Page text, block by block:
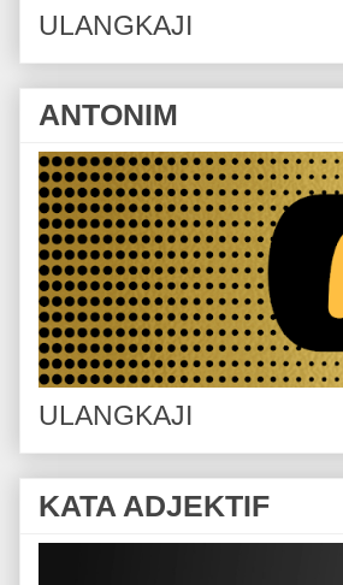
ULANGKAJI
ANTONIM
ULANGKAJI
KATA ADJEKTIF